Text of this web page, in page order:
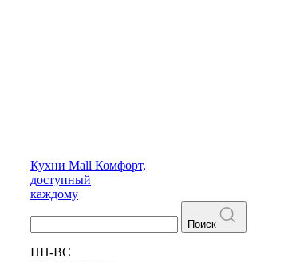
Кухни Mall Комфорт,
доступный
каждому
Поиск
ПН-ВС